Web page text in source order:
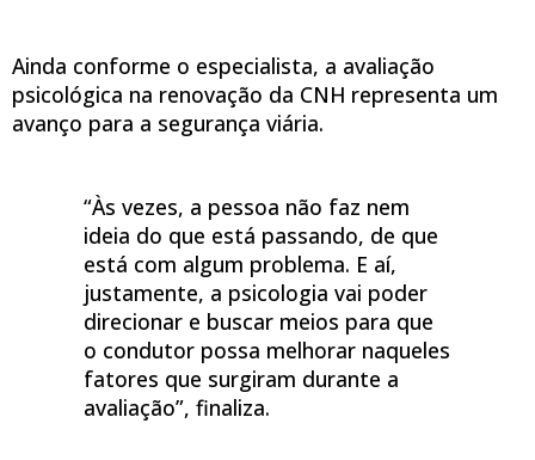
Ainda conforme o especialista, a avaliação
psicológica na renovação da CNH representa um
avanço para a segurança viária.
“Às vezes, a pessoa não faz nem
ideia do que está passando, de que
está com algum problema. E aí,
justamente, a psicologia vai poder
direcionar e buscar meios para que
o condutor possa melhorar naqueles
fatores que surgiram durante a
avaliação”, finaliza.